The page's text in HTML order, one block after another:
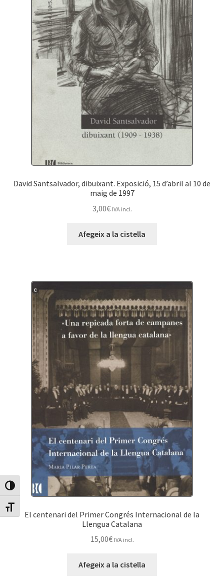
Canvia Alt Contrast
Canvia mida de lletra
David Santsalvador, dibuixant. Exposició, 15 d’abril al 10 de
maig de 1997
3,00€ IVA incl.
Afegeix a la cistella
El centenari del Primer Congrés Internacional de la
Llengua Catalana
15,00€ IVA incl.
Afegeix a la cistella